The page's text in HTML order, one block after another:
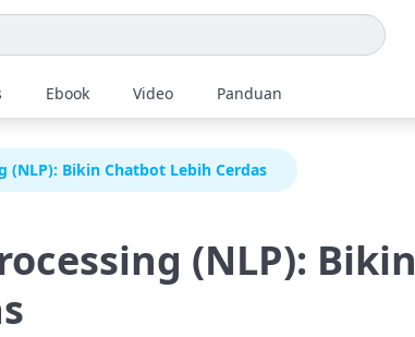
Ebook Video Panduan
(NLP): Bikin Chatbot Lebih Cerdas
(NLP): Bikin